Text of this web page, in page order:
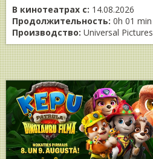
В кинотеатрах с: 14.08.2026
Продолжительность: 0h 01 min
Производство: Universal Pictures